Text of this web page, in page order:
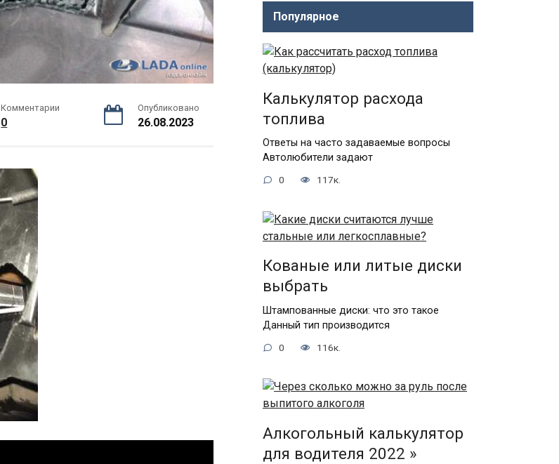
Комментарии
0
Опубликовано
26.08.2023
Популярное
Калькулятор расхода
топлива
Ответы на часто задаваемые вопросы
Автолюбители задают
0 117к.
Кованые или литые диски
выбрать
Штампованные диски: что это такое
Данный тип производится
0 116к.
Алкогольный калькулятор
для водителя 2022 »